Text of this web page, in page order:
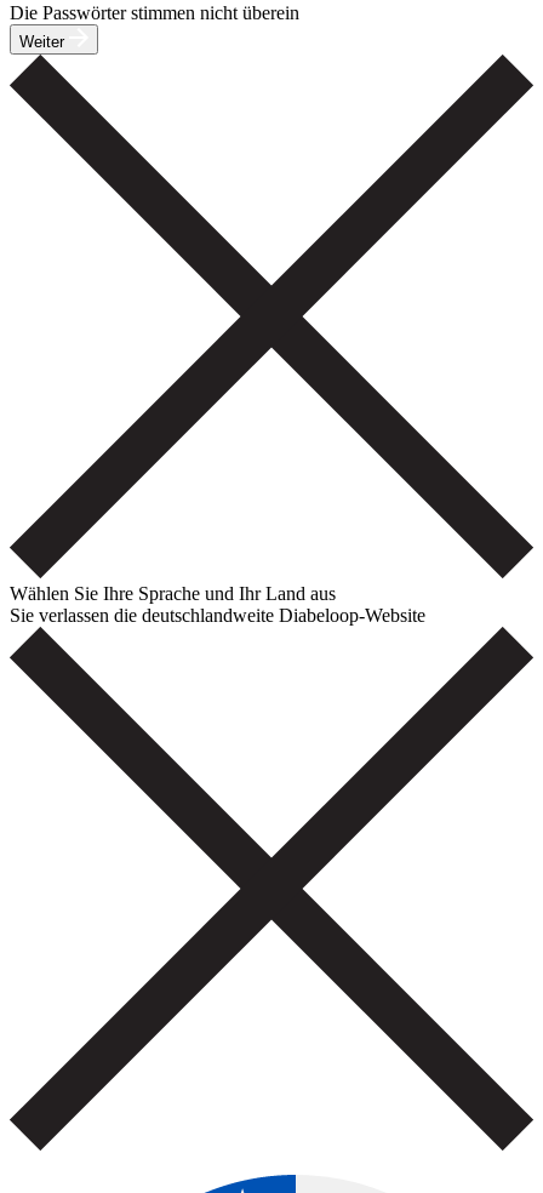
Die Passwörter stimmen nicht überein
Weiter
Wählen Sie Ihre Sprache und Ihr Land aus
Sie verlassen die deutschlandweite Diabeloop-Website